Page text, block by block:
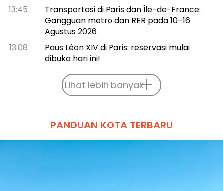
13:45
Transportasi di Paris dan Île-de-France:
Gangguan metro dan RER pada 10–16
Agustus 2026
13:08
Paus Léon XIV di Paris: reservasi mulai
dibuka hari ini!
Lihat lebih banyak
PANDUAN KOTA TERBARU